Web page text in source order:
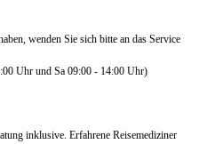
wenden Sie sich bitte an das Service
Uhr und Sa 09:00 - 14:00 Uhr)
inklusive. Erfahrene Reisemediziner